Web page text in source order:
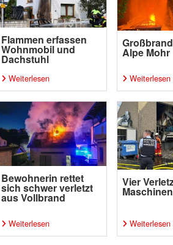
Flammen erfassen
Wohnmobil und
Dachstuhl
Weiterlesen
Alpe Mohr
Weiterlesen
Bewohnerin rettet
sich schwer verletzt
aus Vollbrand
Weiterlesen
Vier
Weiterlesen